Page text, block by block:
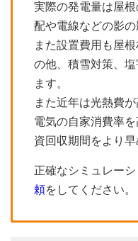
実際の発電量は屋
配や電線などの影の
また設置費用も屋
の他、積雪対策、
ます。
また近年は光熱費
電気の自家消費率
資回収期間をより早
正確なシミュレー
頼をしてください。